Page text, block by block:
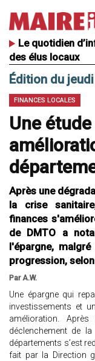
Le quotidien
des élus locaux
Édition du
FINANCES LOCALES
Une
Après une
la crise
finances
de DMTO a
l'épargne,
progression,
Par A.W.
Une épargne qui
investissements et
amélioration.
déclenchement de
départements s’est
fait par la Direction